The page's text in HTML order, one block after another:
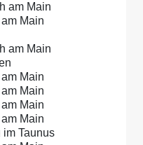
am Main
Main
am Main
Main
Main
Main
Main
Taunus